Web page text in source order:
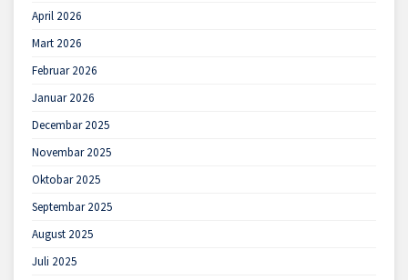
April 2026
Mart 2026
Februar 2026
Januar 2026
Decembar 2025
Novembar 2025
Oktobar 2025
Septembar 2025
August 2025
Juli 2025